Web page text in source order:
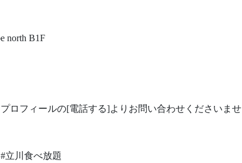
north B1F
ロフィールの[電話する]よりお問い合わせくださいませ
立川食べ放題